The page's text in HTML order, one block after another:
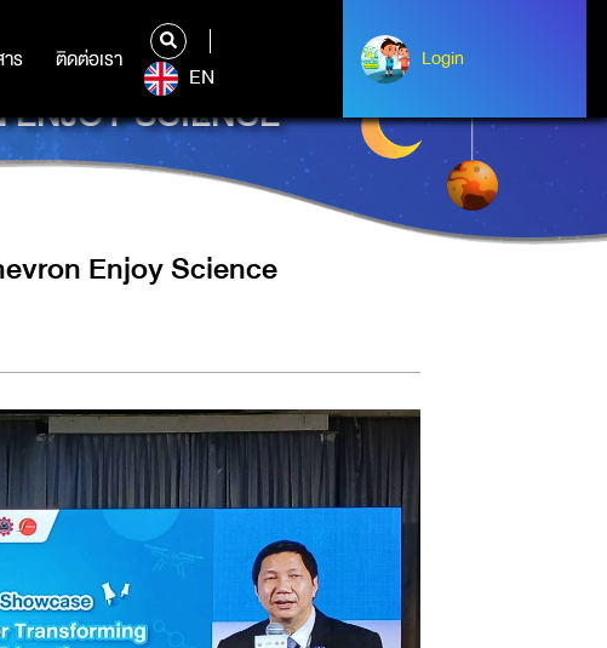
ร ติดต่อเรา
ร ติดต่อเรา
EN
Login
Login
SCIENCE
Enjoy Science